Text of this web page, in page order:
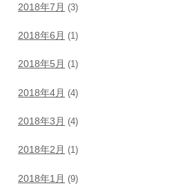
2018年7月 (3)
2018年6月 (1)
2018年5月 (1)
2018年4月 (4)
2018年3月 (4)
2018年2月 (1)
2018年1月 (9)